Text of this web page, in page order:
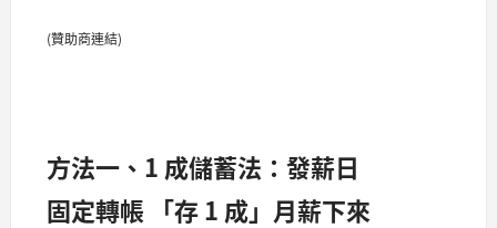
(贊助商連結)
方法一、1 成儲蓄法：發薪日
固定轉帳 「存 1 成」月薪下來